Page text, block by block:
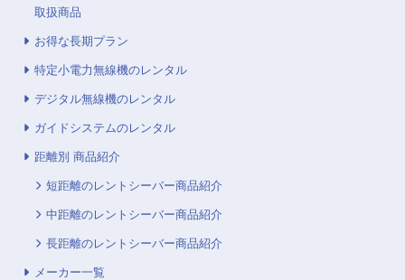
取扱商品
お得な長期プラン
特定小電力無線機のレンタル
デジタル無線機のレンタル
ガイドシステムのレンタル
距離別 商品紹介
短距離のレントシーバー商品紹介
中距離のレントシーバー商品紹介
長距離のレントシーバー商品紹介
メーカー一覧